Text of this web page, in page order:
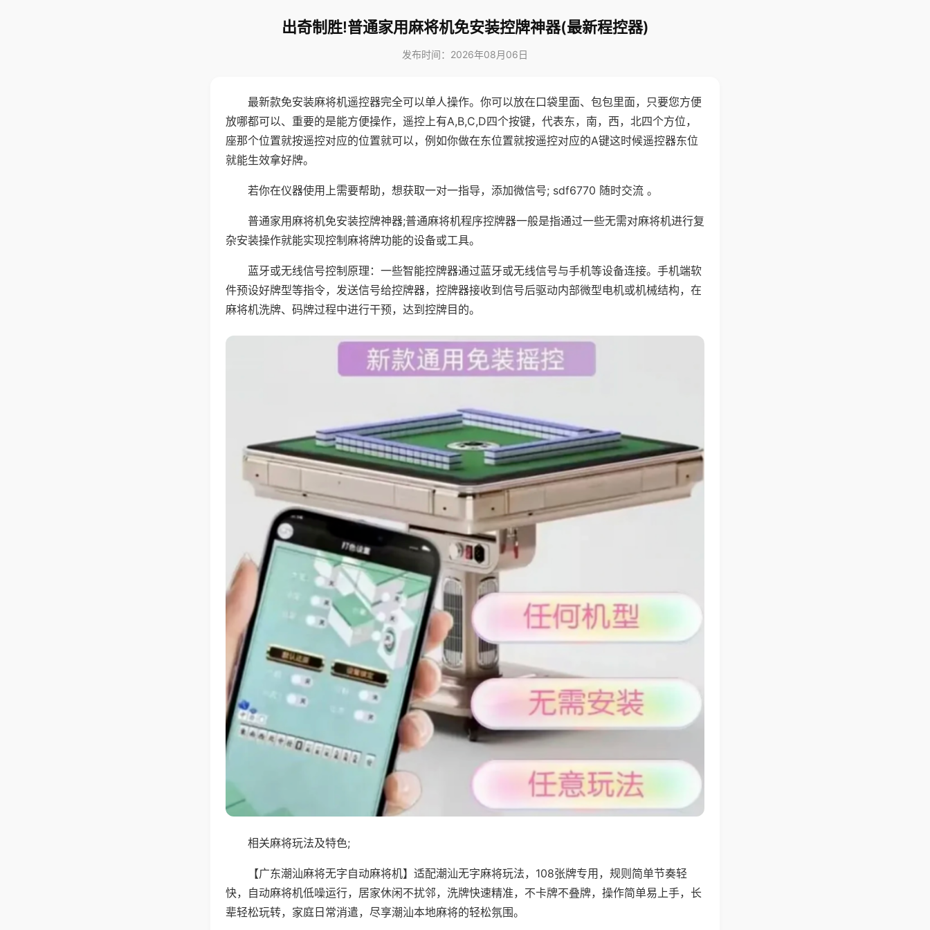
出奇制胜!普通家用麻将机免安装控牌神器(最新程控器)
发布时间：2026年08月06日
最新款免安装麻将机遥控器完全可以单人操作。你可以放在口袋里面、包包里面，只要您方便
放哪都可以、重要的是能方便操作，遥控上有A,B,C,D四个按键，代表东，南，西，北四个方位，
座那个位置就按遥控对应的位置就可以，例如你做在东位置就按遥控对应的A键这时候遥控器东位
就能生效拿好牌。
若你在仪器使用上需要帮助，想获取一对一指导，添加微信号; sdf6770 随时交流 。
普通家用麻将机免安装控牌神器;普通麻将机程序控牌器一般是指通过一些无需对麻将机进行复
杂安装操作就能实现控制麻将牌功能的设备或工具。
蓝牙或无线信号控制原理：一些智能控牌器通过蓝牙或无线信号与手机等设备连接。手机端软
件预设好牌型等指令，发送信号给控牌器，控牌器接收到信号后驱动内部微型电机或机械结构，在
麻将机洗牌、码牌过程中进行干预，达到控牌目的。
相关麻将玩法及特色;
【广东潮汕麻将无字自动麻将机】适配潮汕无字麻将玩法，108张牌专用，规则简单节奏轻
快，自动麻将机低噪运行，居家休闲不扰邻，洗牌快速精准，不卡牌不叠牌，操作简单易上手，长
辈轻松玩转，家庭日常消遣，尽享潮汕本地麻将的轻松氛围。